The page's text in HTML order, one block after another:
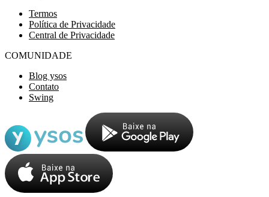
Termos
Política de Privacidade
Central de Privacidade
COMUNIDADE
Blog ysos
Contato
Swing